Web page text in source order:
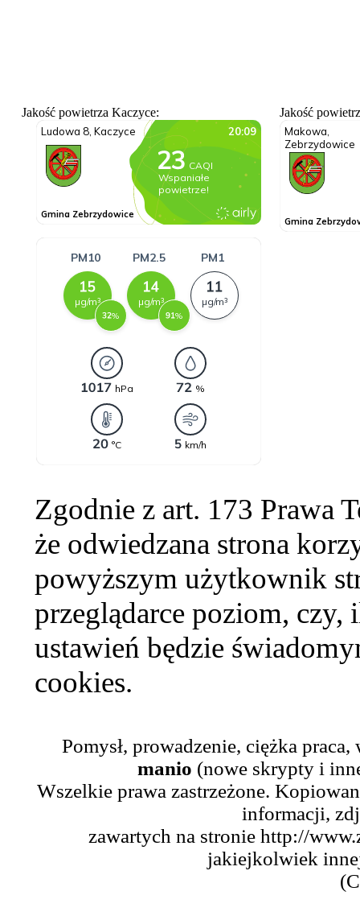
Jakość powietrza Kaczyce: Jakość
Zgodnie z art. 173 Prawa
że odwiedzana strona
powyższym użytkownik
przeglądarce poziom,
ustawień będzie
cookies.
Pomysł, prowadzenie, ciężka
manio (nowe skrypty i
Wszelkie prawa zastrzeżone.
informacji,
zawartych na stronie http://
jakiejkolwiek